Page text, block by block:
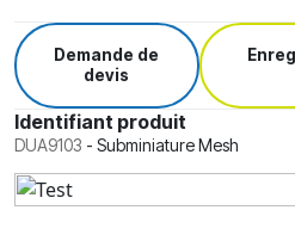
Demande de
devis
Identifiant produit
DUA9103 - Subminiature Mesh